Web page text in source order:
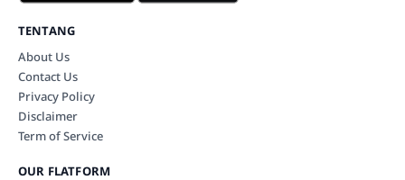
TENTANG
About Us
Contact Us
Privacy Policy
Disclaimer
Term of Service
OUR FLATFORM